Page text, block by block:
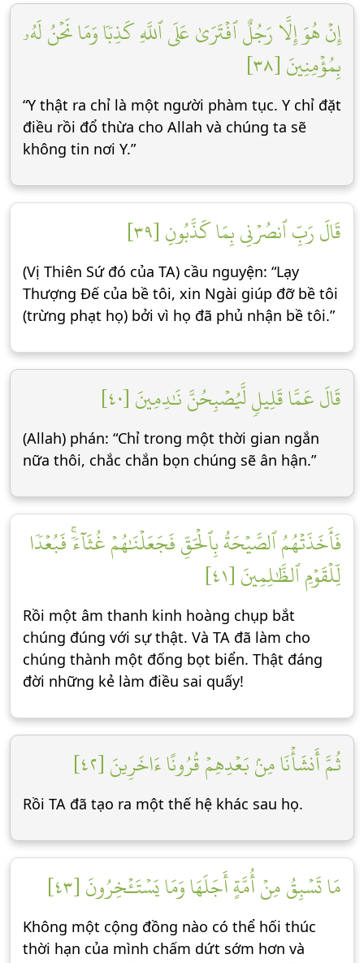
إِنۡ هُوَ إِلَّا رَجُلٌ ٱفۡتَرَىٰ عَلَى ٱللَّهِ كَذِبٗا وَمَا نَحۡنُ لَهُۥ
بِمُؤۡمِنِينَ [٣٨]
“Y thật ra chỉ là một người phàm tục. Y chỉ đặt
điều rồi đổ thừa cho Allah và chúng ta sẽ
không tin nơi Y.”
قَالَ رَبِّ ٱنصُرۡنِي بِمَا كَذَّبُونِ [٣٩]
(Vị Thiên Sứ đó của TA) cầu nguyện: “Lạy
Thượng Đế của bề tôi, xin Ngài giúp đỡ bề tôi
(trừng phạt họ) bởi vì họ đã phủ nhận bề tôi.”
قَالَ عَمَّا قَلِيلٖ لَّيُصۡبِحُنَّ نَٰدِمِينَ [٤٠]
(Allah) phán: “Chỉ trong một thời gian ngắn
nữa thôi, chắc chắn bọn chúng sẽ ân hận.”
فَأَخَذَتۡهُمُ ٱلصَّيۡحَةُ بِٱلۡحَقِّ فَجَعَلۡنَٰهُمۡ غُثَآءٗۚ فَبُعۡدٗا
لِّلۡقَوۡمِ ٱلظَّٰلِمِينَ [٤١]
Rồi một âm thanh kinh hoàng chụp bắt
chúng đúng với sự thật. Và TA đã làm cho
chúng thành một đống bọt biển. Thật đáng
đời những kẻ làm điều sai quấy!
ثُمَّ أَنشَأۡنَا مِنۢ بَعۡدِهِمۡ قُرُونًا ءَاخَرِينَ [٤٢]
Rồi TA đã tạo ra một thế hệ khác sau họ.
مَا تَسۡبِقُ مِنۡ أُمَّةٍ أَجَلَهَا وَمَا يَسۡتَـٔۡخِرُونَ [٤٣]
Không một cộng đồng nào có thể hối thúc
thời hạn của mình chấm dứt sớm hơn và